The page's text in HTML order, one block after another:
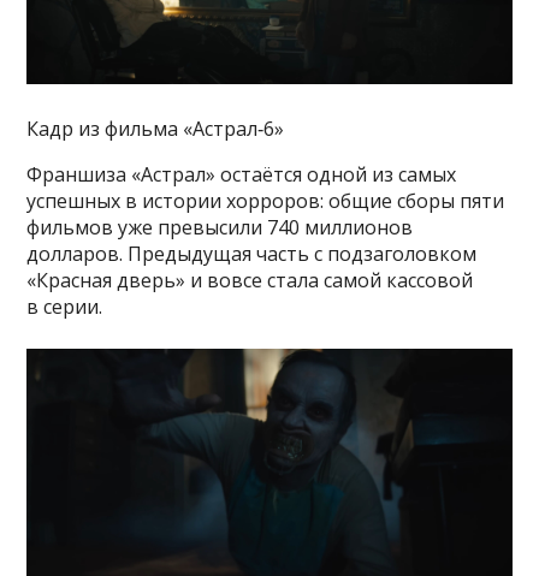
Кадр из фильма «Астрал‑6»
Франшиза «Астрал» остаётся одной из самых
успешных в истории хорроров: общие сборы пяти
фильмов уже превысили 740 миллионов
долларов. Предыдущая часть с подзаголовком
«Красная дверь» и вовсе стала самой кассовой
в серии.